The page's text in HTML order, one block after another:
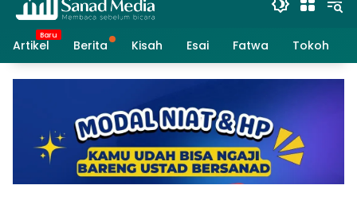
Artikel Berita Kisah Esai Fatwa Tokoh